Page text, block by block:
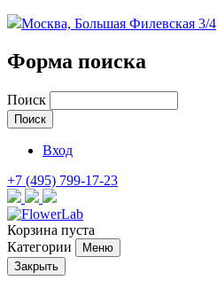
Москва, Большая Филевская 3/4
Форма поиска
Поиск
Вход
+7 (495) 799-17-23
Корзина пуста
Категории
Меню
Закрыть